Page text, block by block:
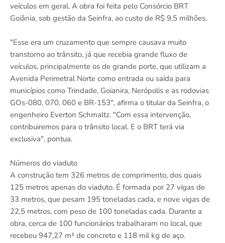
veículos em geral. A obra foi feita pelo Consórcio BRT
Goiânia, sob gestão da Seinfra, ao custo de R$ 9,5 milhões.
"Esse era um cruzamento que sempre causava muito
transtorno ao trânsito, já que recebia grande fluxo de
veículos, principalmente os de grande porte, que utilizam a
Avenida Perimetral Norte como entrada ou saída para
municípios como Trindade, Goianira, Nerópolis e as rodovias
GOs-080, 070, 060 e BR-153", afirma o titular da Seinfra, o
engenheiro Everton Schmaltz. "Com essa intervenção,
contribuiremos para o trânsito local. E o BRT terá via
exclusiva", pontua.
Números do viaduto
A construção tem 326 metros de comprimento, dos quais
125 metros apenas do viaduto. É formada por 27 vigas de
33 metros, que pesam 195 toneladas cada, e nove vigas de
22,5 metros, com peso de 100 toneladas cada. Durante a
obra, cerca de 100 funcionários trabalharam no local, que
recebeu 947,27 m³ de concreto e 118 mil kg de aço.